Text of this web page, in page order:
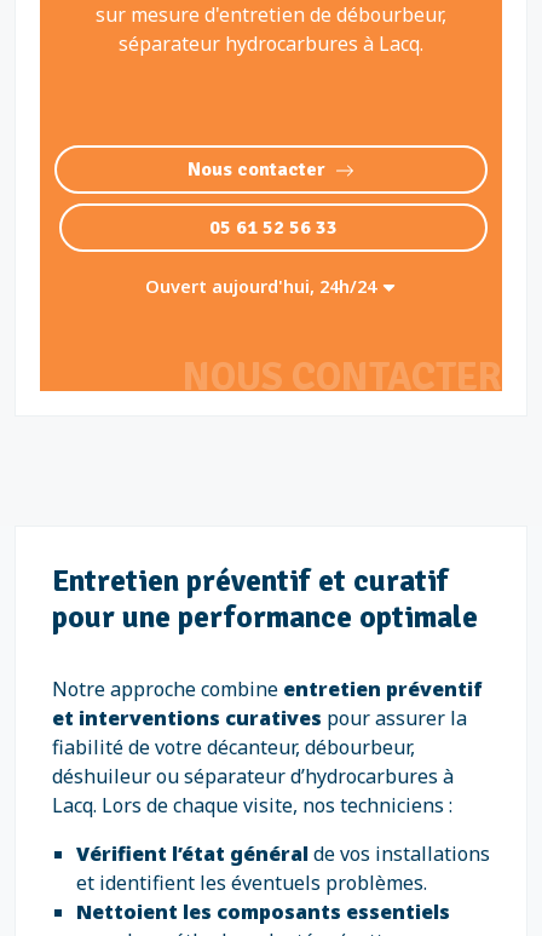
NOUS CONTACTER
sur mesure d'entretien de débourbeur,
séparateur hydrocarbures à Lacq.
Nous contacter
05 61 52 56 33
Ouvert aujourd'hui, 24h/24
Entretien préventif et curatif
pour une performance optimale
Notre approche combine entretien préventif
et interventions curatives pour assurer la
fiabilité de votre décanteur, débourbeur,
déshuileur ou séparateur d’hydrocarbures à
Lacq. Lors de chaque visite, nos techniciens :
Vérifient l’état généralde vos installations
et identifient les éventuels problèmes.
Nettoient les composants essentiels